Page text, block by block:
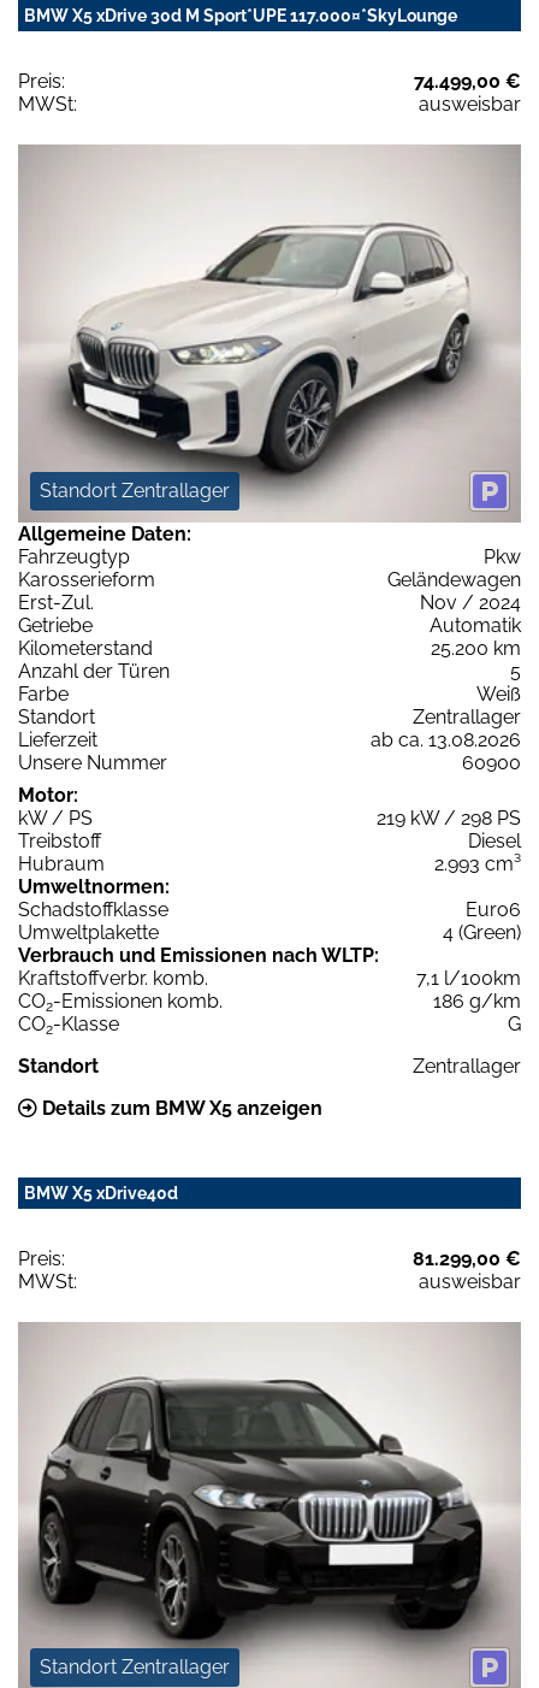
BMW X5 xDrive 30d M Sport*UPE 117.000¤*SkyLounge
Preis:
74.499,00 €
MWSt:
ausweisbar
Standort Zentrallager
Allgemeine Daten:
Fahrzeugtyp
Pkw
Karosserieform
Geländewagen
Erst-Zul.
Nov / 2024
Getriebe
Automatik
Kilometerstand
25.200 km
Anzahl der Türen
5
Farbe
Weiß
Standort
Zentrallager
Lieferzeit
ab ca. 13.08.2026
Unsere Nummer
60900
Motor:
kW / PS
219 kW / 298 PS
Treibstoff
Diesel
Hubraum
2.993 cm³
Umweltnormen:
Schadstoffklasse
Euro6
Umweltplakette
4 (Green)
Verbrauch und Emissionen nach WLTP:
Kraftstoffverbr. komb.
7,1 l/100km
CO2-Emissionen komb.
186 g/km
CO2-Klasse
G
Standort
Zentrallager
Details zum BMW X5 anzeigen
BMW X5 xDrive40d
Preis:
81.299,00 €
MWSt:
ausweisbar
Standort Zentrallager